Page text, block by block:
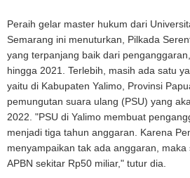
Peraih gelar master hukum dari
Semarang ini menuturkan, Pilkada
yang terpanjang baik dari
hingga 2021. Terlebih, masih ada satu
yaitu di Kabupaten Yalimo, Provinsi
pemungutan suara ulang (PSU) yang
2022. "PSU di Yalimo membuat
menjadi tiga tahun anggaran. Karena
menyampaikan tak ada anggaran,
APBN sekitar Rp50 miliar," tutur dia.